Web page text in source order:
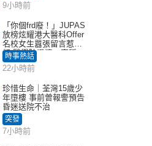
9小時前
「你個frd廢！」JUPAS
放榜炫耀港大醫科Offer
名校女生囂張留言惹眾
怒 醫學院澄清：宣稱
「40.5分獲錄取」不符事
實｜Juicy叮
時事熱話
22小時前
珍惜生命｜荃灣15歲少
年墮樓 事前曾報警預告
昏迷送院不治
突發
7小時前